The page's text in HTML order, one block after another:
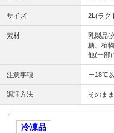
サイズ 2L(ラク
素材
乳製品(
糖、植
他(一部
注意事項 ー18℃以
調理方法 そのま
冷凍品